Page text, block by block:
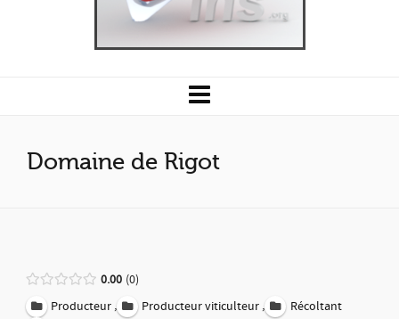
Domaine de Rigot
0.00 0
Producteur , Producteur viticulteur ,
Récoltant